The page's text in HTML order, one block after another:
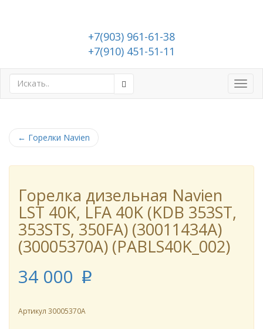
+7(903) 961-61-38
+7(910) 451-51-11
← Горелки Navien
Горелка дизельная Navien
LST 40K, LFA 40K (KDB 353ST,
353STS, 350FA) (30011434A)
(30005370A) (PABLS40K_002)
34 000 p
Артикул 30005370A